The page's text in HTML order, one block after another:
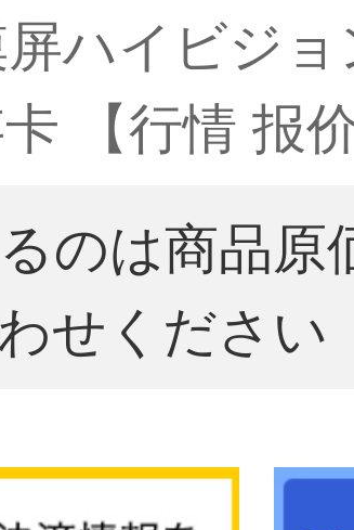
ハイビジ
【行情 报
のは商品原
せください